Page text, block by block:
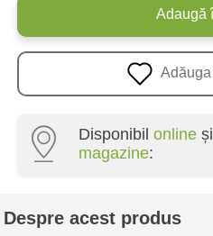
Adaugă
Disponibil online
magazine:
Despre acest produs